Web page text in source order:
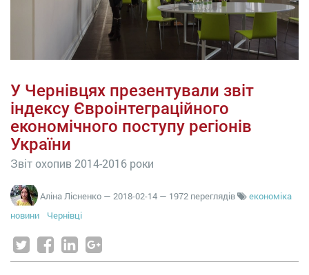
У Чернівцях презентували звіт
індексу Євроінтеграційного
економічного поступу регіонів
України
Звіт охопив 2014-2016 роки
Аліна Лісненко — 2018-02-14 — 1972 переглядів
економіка
новини
Чернівці